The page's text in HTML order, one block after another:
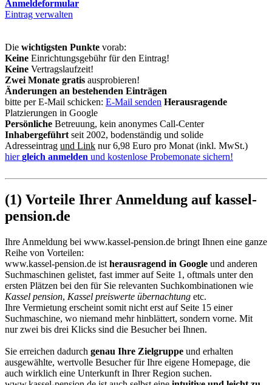
Anmeldeformular
Eintrag verwalten
Die wichtigsten Punkte vorab:
Keine Einrichtungsgebühr für den Eintrag!
Keine Vertragslaufzeit!
Zwei Monate gratis ausprobieren!
Änderungen an bestehenden Einträgen
bitte per E-Mail schicken: E-Mail senden Herausragende
Platzierungen in Google
Persönliche Betreuung, kein anonymes Call-Center
Inhabergeführt seit 2002, bodenständig und solide
Adresseintrag und Link nur 6,98 Euro pro Monat (inkl. MwSt.)
hiergleich anmelden und kostenlose Probemonate sichern!
(1) Vorteile Ihrer Anmeldung auf kassel-
pension.de
Ihre Anmeldung bei www.kassel-pension.de bringt Ihnen eine ganze
Reihe von Vorteilen:
www.kassel-pension.de ist herausragend in Google und anderen
Suchmaschinen gelistet, fast immer auf Seite 1, oftmals unter den
ersten Plätzen bei den für Sie relevanten Suchkombinationen wie
Kassel pension, Kassel preiswerte übernachtung etc.
Ihre Vermietung erscheint somit nicht erst auf Seite 15 einer
Suchmaschine, wo niemand mehr hinblättert, sondern vorne. Mit
nur zwei bis drei Klicks sind die Besucher bei Ihnen.
Sie erreichen dadurch genau Ihre Zielgruppe und erhalten
ausgewählte, wertvolle Besucher für Ihre eigene Homepage, die
auch wirklich eine Unterkunft in Ihrer Region suchen.